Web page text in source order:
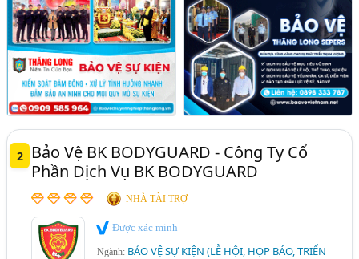
2
Bảo Vệ BK BODYGUARD - Công Ty Cổ
Phần Dịch Vụ BK BODYGUARD
NHÀ TÀI TRỢ
Được xác minh
Ngành: BẢO VỆ SỰ KIỆN (LỄ HỘI, HỌP BÁO, TRIỂN